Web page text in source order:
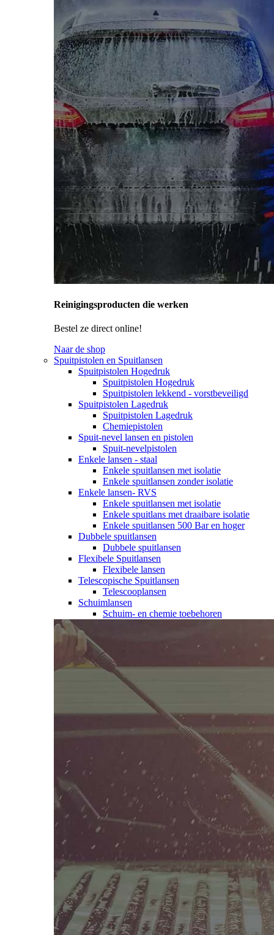
Reinigingsproducten die werken
Bestel ze direct online!
Naar de shop
Spuitpistolen en Spuitlansen
Spuitpistolen Hogedruk
Spuitpistolen Hogedruk
Spuitpistolen lekkend - vorstbeveiligd
Spuitpistolen Lagedruk
Spuitpistolen Lagedruk
Chemiepistolen
Spuit-nevel lansen en pistolen
Spuit-nevelpistolen
Enkele lansen - staal
Enkele spuitlansen met isolatie
Enkele spuitlansen zonder isolatie
Enkele lansen- RVS
Enkele spuitlansen met isolatie
Enkele spuitlans met draaibare isolatie
Enkele spuitlansen 500 Bar en hoger
Dubbele spuitlansen
Dubbele spuitlansen
Flexibele Spuitlansen
Flexibele lansen
Telescopische Spuitlansen
Telescooplansen
Schuimlansen
Schuim- en chemie toebehoren